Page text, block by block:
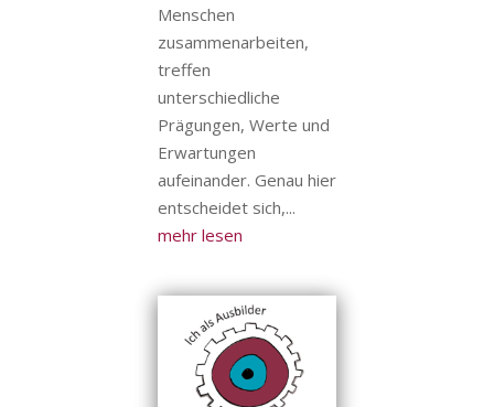
Menschen
zusammenarbeiten,
treffen
unterschiedliche
Prägungen, Werte und
Erwartungen
aufeinander. Genau hier
entscheidet sich,...
mehr lesen